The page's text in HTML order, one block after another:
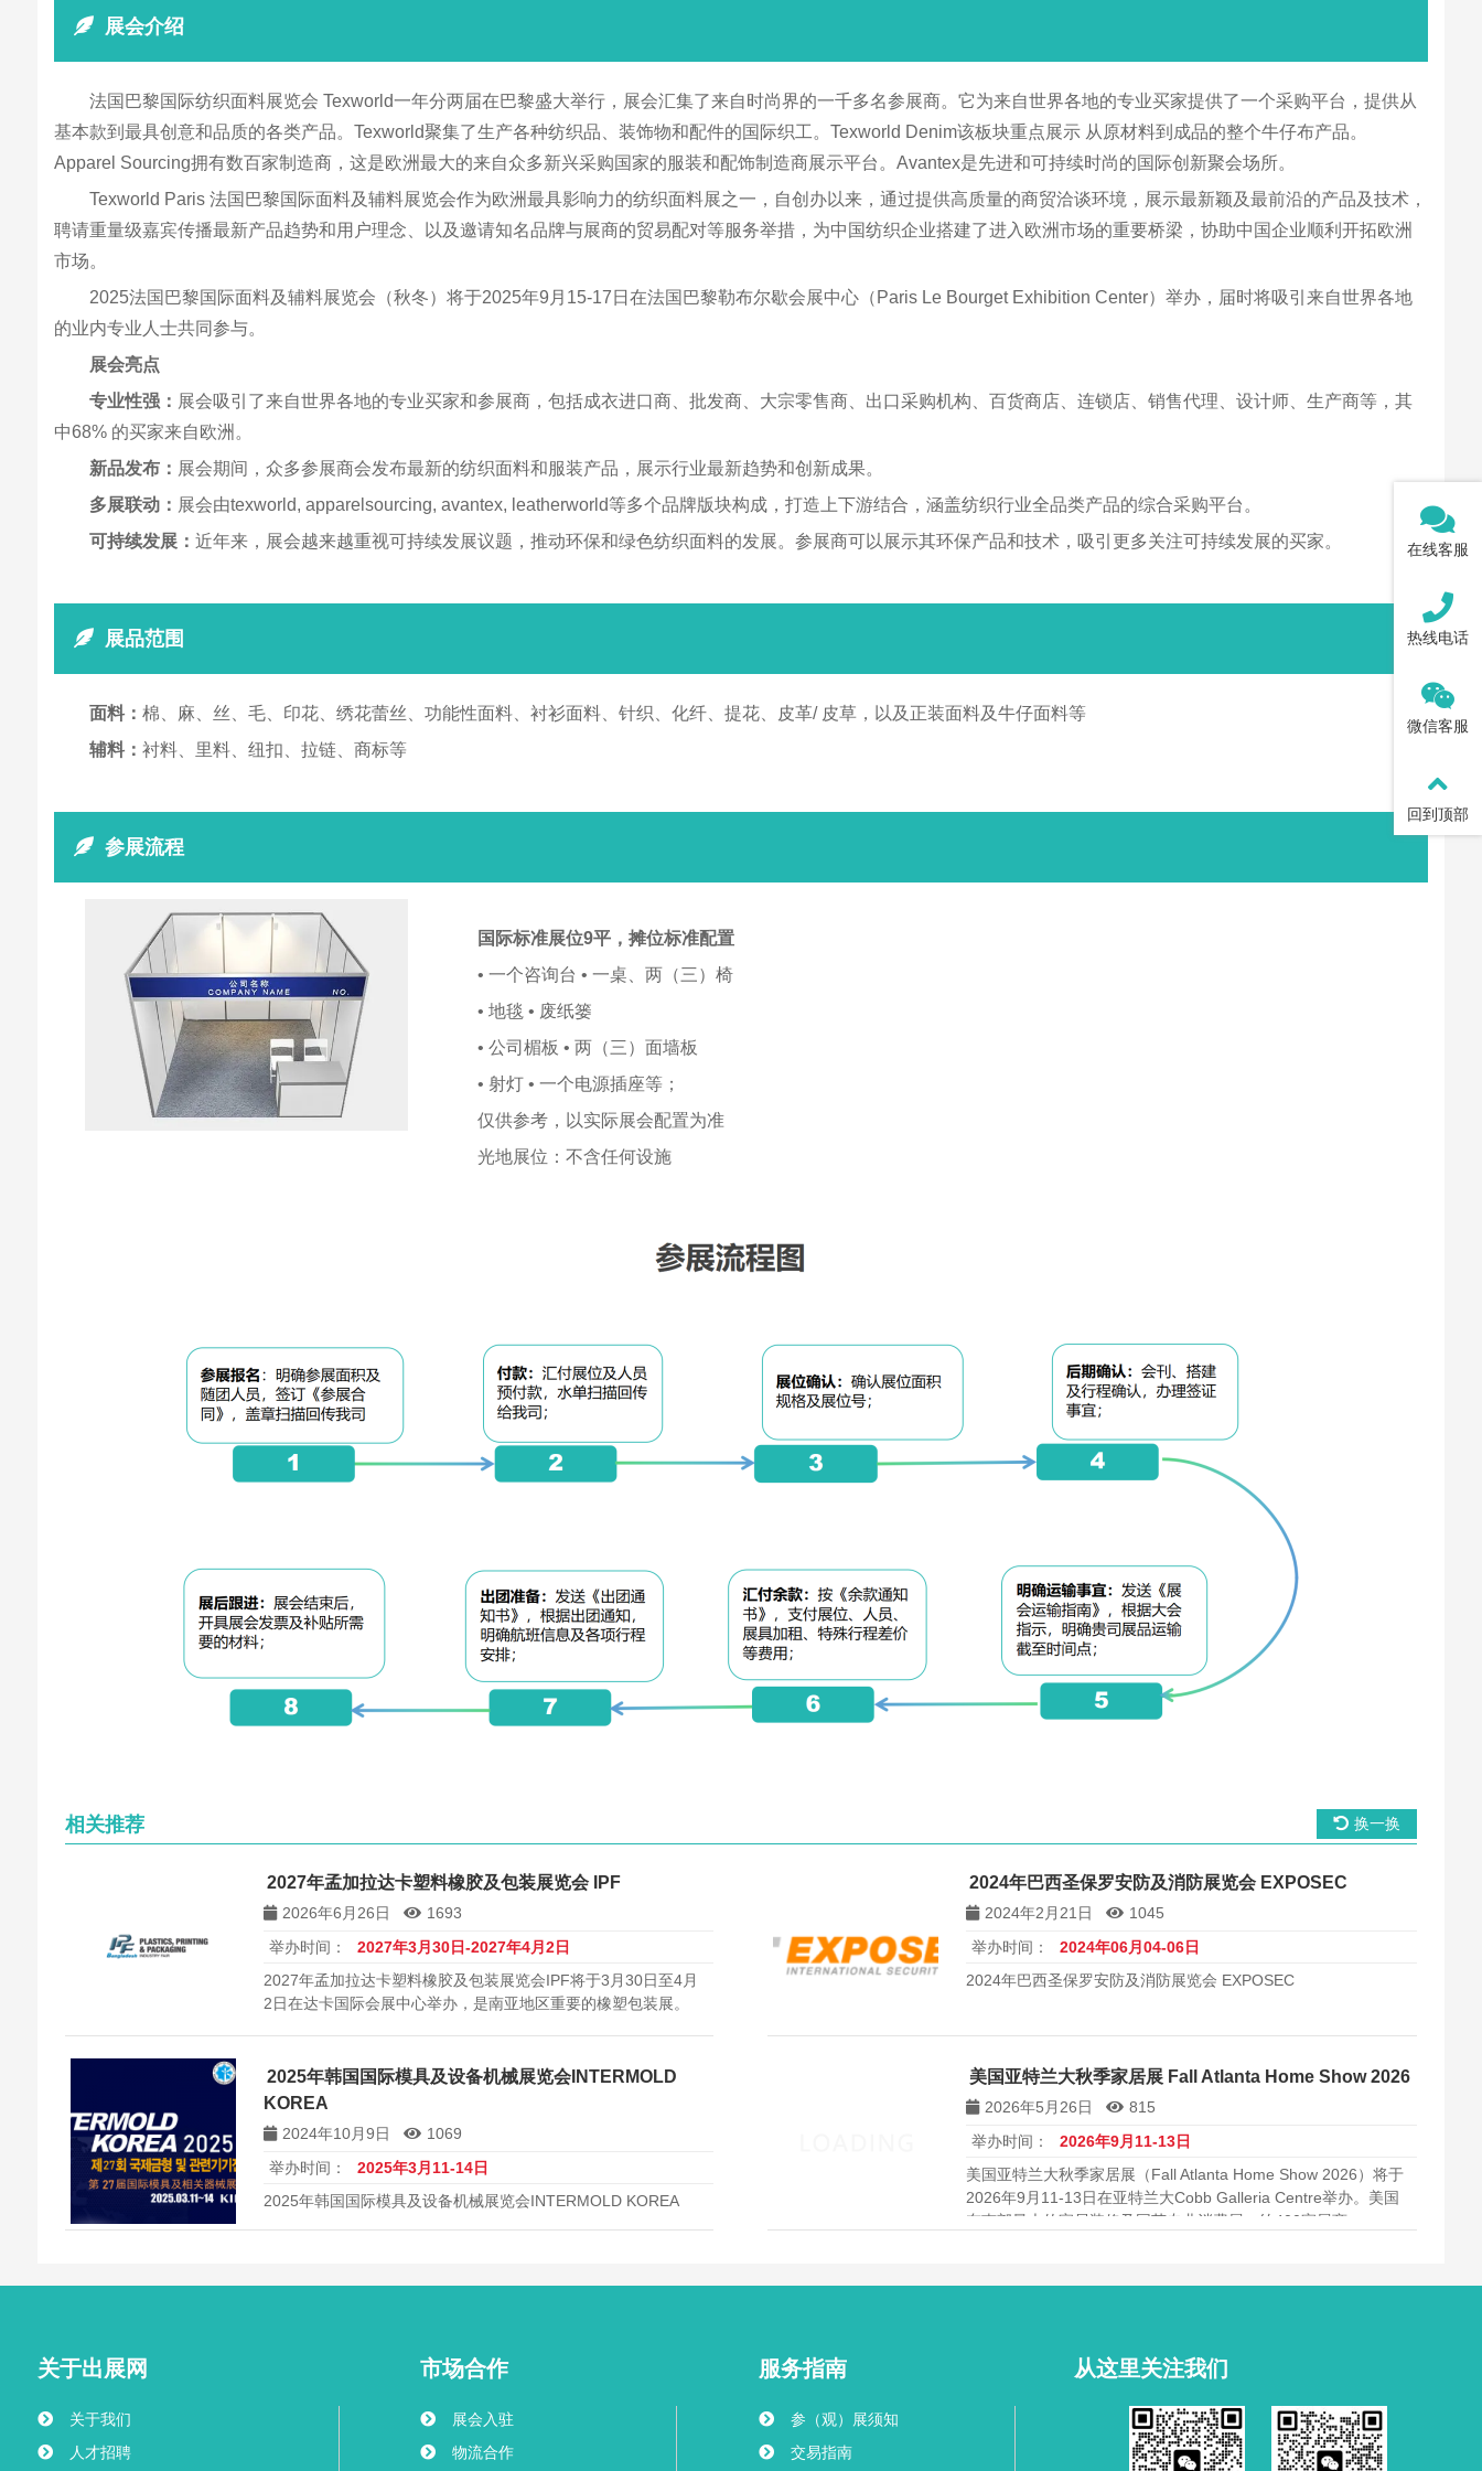
展会介绍
法国巴黎国际纺织面料展览会 Texworld一年分两届在巴黎盛大举行，展会汇集了来自时尚界的一千多名参展商。它为来自世界各地的专业买家提供了一个采购平台，提供从
基本款到最具创意和品质的各类产品。Texworld聚集了生产各种纺织品、装饰物和配件的国际织工。Texworld Denim该板块重点展示 从原材料到成品的整个牛仔布产品。
Apparel Sourcing拥有数百家制造商，这是欧洲最大的来自众多新兴采购国家的服装和配饰制造商展示平台。Avantex是先进和可持续时尚的国际创新聚会场所。
Texworld Paris 法国巴黎国际面料及辅料展览会作为欧洲最具影响力的纺织面料展之一，自创办以来，通过提供高质量的商贸洽谈环境，展示最新颖及最前沿的产品及技术，
聘请重量级嘉宾传播最新产品趋势和用户理念、以及邀请知名品牌与展商的贸易配对等服务举措，为中国纺织企业搭建了进入欧洲市场的重要桥梁，协助中国企业顺利开拓欧洲
市场。
2025法国巴黎国际面料及辅料展览会（秋冬）将于2025年9月15-17日在法国巴黎勒布尔歇会展中心（Paris Le Bourget Exhibition Center）举办，届时将吸引来自世界各地
的业内专业人士共同参与。
展会亮点
专业性强： 展会吸引了来自世界各地的专业买家和参展商，包括成衣进口商、批发商、大宗零售商、出口采购机构、百货商店、连锁店、销售代理、设计师、生产商等，其
中68% 的买家来自欧洲。
新品发布： 展会期间，众多参展商会发布最新的纺织面料和服装产品，展示行业最新趋势和创新成果。
多展联动： 展会由texworld, apparelsourcing, avantex, leatherworld等多个品牌版块构成，打造上下游结合，涵盖纺织行业全品类产品的综合采购平台。
可持续发展： 近年来，展会越来越重视可持续发展议题，推动环保和绿色纺织面料的发展。参展商可以展示其环保产品和技术，吸引更多关注可持续发展的买家。
展品范围
面料： 棉、麻、丝、毛、印花、绣花蕾丝、功能性面料、衬衫面料、针织、化纤、提花、皮革/ 皮草，以及正装面料及牛仔面料等
辅料： 衬料、里料、纽扣、拉链、商标等
参展流程
国际标准展位9平， 摊位标准配置
• 一个咨询台 • 一桌、两（三）椅
• 地毯 • 废纸篓
• 公司楣板 • 两（三）面墙板
• 射灯 • 一个电源插座等；
仅供参考，以实际展会配置为准
光地展位：不含任何设施
相关推荐 换一换
2027年孟加拉达卡塑料橡胶及包装展览会 IPF
2026年6月26日
1693
举办时间：
2027年3月30日-2027年4月2日
2027年孟加拉达卡塑料橡胶及包装展览会IPF将于3月30日至4月
2日在达卡国际会展中心举办，是南亚地区重要的橡塑包装展。
2024年巴西圣保罗安防及消防展览会 EXPOSEC
2024年2月21日
1045
举办时间：
2024年06月04-06日
2024年巴西圣保罗安防及消防展览会 EXPOSEC
2025年韩国国际模具及设备机械展览会INTERMOLD
KOREA
2024年10月9日
1069
举办时间：
2025年3月11-14日
2025年韩国国际模具及设备机械展览会INTERMOLD KOREA
美国亚特兰大秋季家居展 Fall Atlanta Home Show 2026
2026年5月26日
815
举办时间：
2026年9月11-13日
美国亚特兰大秋季家居展（Fall Atlanta Home Show 2026）将于
2026年9月11-13日在亚特兰大Cobb Galleria Centre举办。美国
东南部最大的家居装修及园艺专业消费展，约400家展商。
关于出展网
关于我们
人才招聘
市场合作
展会入驻
物流合作
服务指南
参（观）展须知
交易指南
从这里关注我们
在线客服
热线电话
微信客服
回到顶部